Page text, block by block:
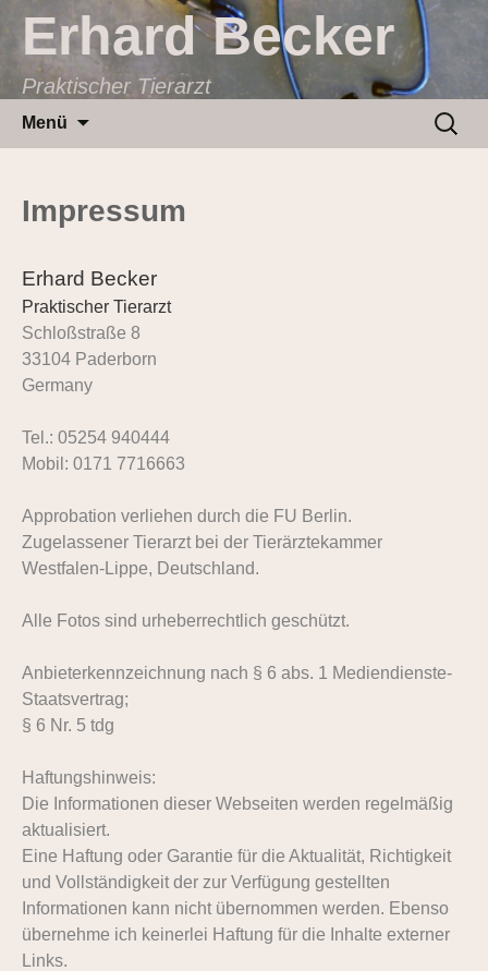
Erhard Becker
Praktischer Tierarzt
Menü
Suchen
nach:
Impressum
Erhard Becker
Praktischer Tierarzt
Schloßstraße 8
33104 Paderborn
Germany
Tel.: 05254 940444
Mobil: 0171 7716663
Approbation verliehen durch die FU Berlin.
Zugelassener Tierarzt bei der Tierärztekammer
Westfalen-Lippe, Deutschland.
Alle Fotos sind urheberrechtlich geschützt.
Anbieterkennzeichnung nach § 6 abs. 1 Mediendienste-
Staatsvertrag;
§ 6 Nr. 5 tdg
Haftungshinweis:
Die Informationen dieser Webseiten werden regelmäßig
aktualisiert.
Eine Haftung oder Garantie für die Aktualität, Richtigkeit
und Vollständigkeit der zur Verfügung gestellten
Informationen kann nicht übernommen werden. Ebenso
übernehme ich keinerlei Haftung für die Inhalte externer
Links.